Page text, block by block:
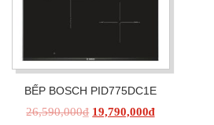
BẾP BOSCH PID775DC1E
26,590,000₫ 19,790,000₫